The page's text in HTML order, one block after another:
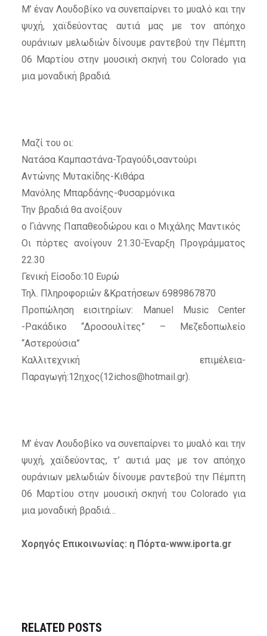
Μ’ έναν Λουδοβίκο να συνεπαίρνει το μυαλό και την
ψυχή, χαϊδεύοντας αυτιά μας με τον απόηχο
ουράνιων μελωδιών δίνουμε ραντεβού την Πέμπτη
06 Μαρτίου στην μουσική σκηνή του Colorado για
μια μοναδική βραδιά.
Μαζί του οι:
Νατάσα Καμπαστάνα-Τραγούδι,σαντούρι
Αντώνης Μυτακίδης-Κιθάρα
Μανόλης Μπαρδάνης-Φυσαρμόνικα
Την βραδιά θα ανοίξουν
ο Γιάννης Παπαθεοδώρου και ο Μιχάλης Μαντικός
Οι πόρτες ανοίγουν 21.30-Έναρξη Προγράμματος
22.30
Γενική Είσοδο:10 Ευρώ
Τηλ. Πληροφοριών &Κρατήσεων 6989867870
Προπώληση εισιτηρίων: Manuel Music Center
-Ρακάδικο “Δροσουλίτες” – Μεζεδοπωλείο
“Αστερούσια”
Καλλιτεχνική επιμέλεια-
Παραγωγή:12ηχος(12ichos@hotmail.gr).
Μ’ έναν Λουδοβίκο να συνεπαίρνει το μυαλό και την
ψυχή, χαϊδεύοντας, τ’ αυτιά μας με τον απόηχο
ουράνιων μελωδιών δίνουμε ραντεβού την Πέμπτη
06 Μαρτίου στην μουσική σκηνή του Colorado για
μια μοναδική βραδιά…
Χορηγός Επικοινωνίας: η Πόρτα-www.iporta.gr
RELATED POSTS